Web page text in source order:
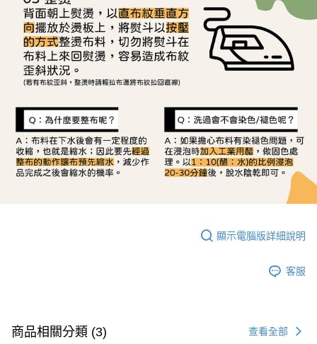
顯示電腦版詳細說明
客服
商品相關分類 (3) 查看全部